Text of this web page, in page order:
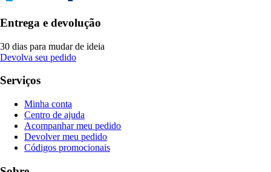
Entrega e devolução
30 dias para mudar de ideia
Devolva seu pedido
Serviços
Minha conta
Centro de ajuda
Acompanhar meu pedido
Devolver meu pedido
Códigos promocionais